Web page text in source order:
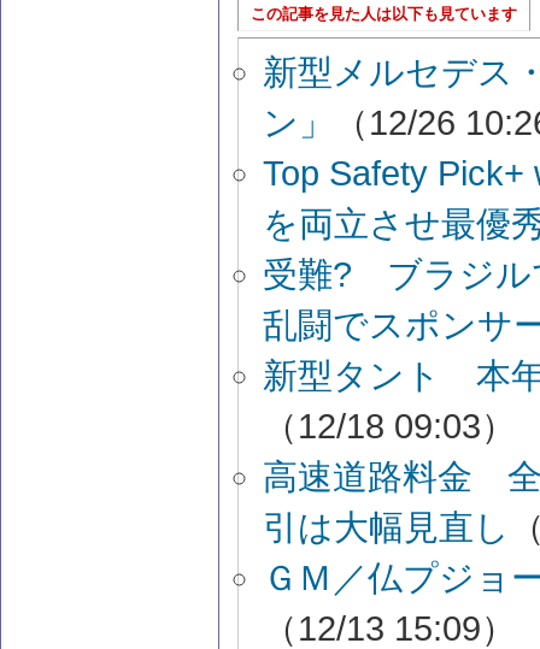
この記事を見た人は以下も見ています
新型メルセデス
ン」
（12/26
Top Safety
を両立させ最優
受難? ブラジル
乱闘でスポンサ
新型タント 本
（12/18 09:03）
高速道路料金
引は大幅見直し
ＧＭ／仏プジョ
（12/13 15:09）